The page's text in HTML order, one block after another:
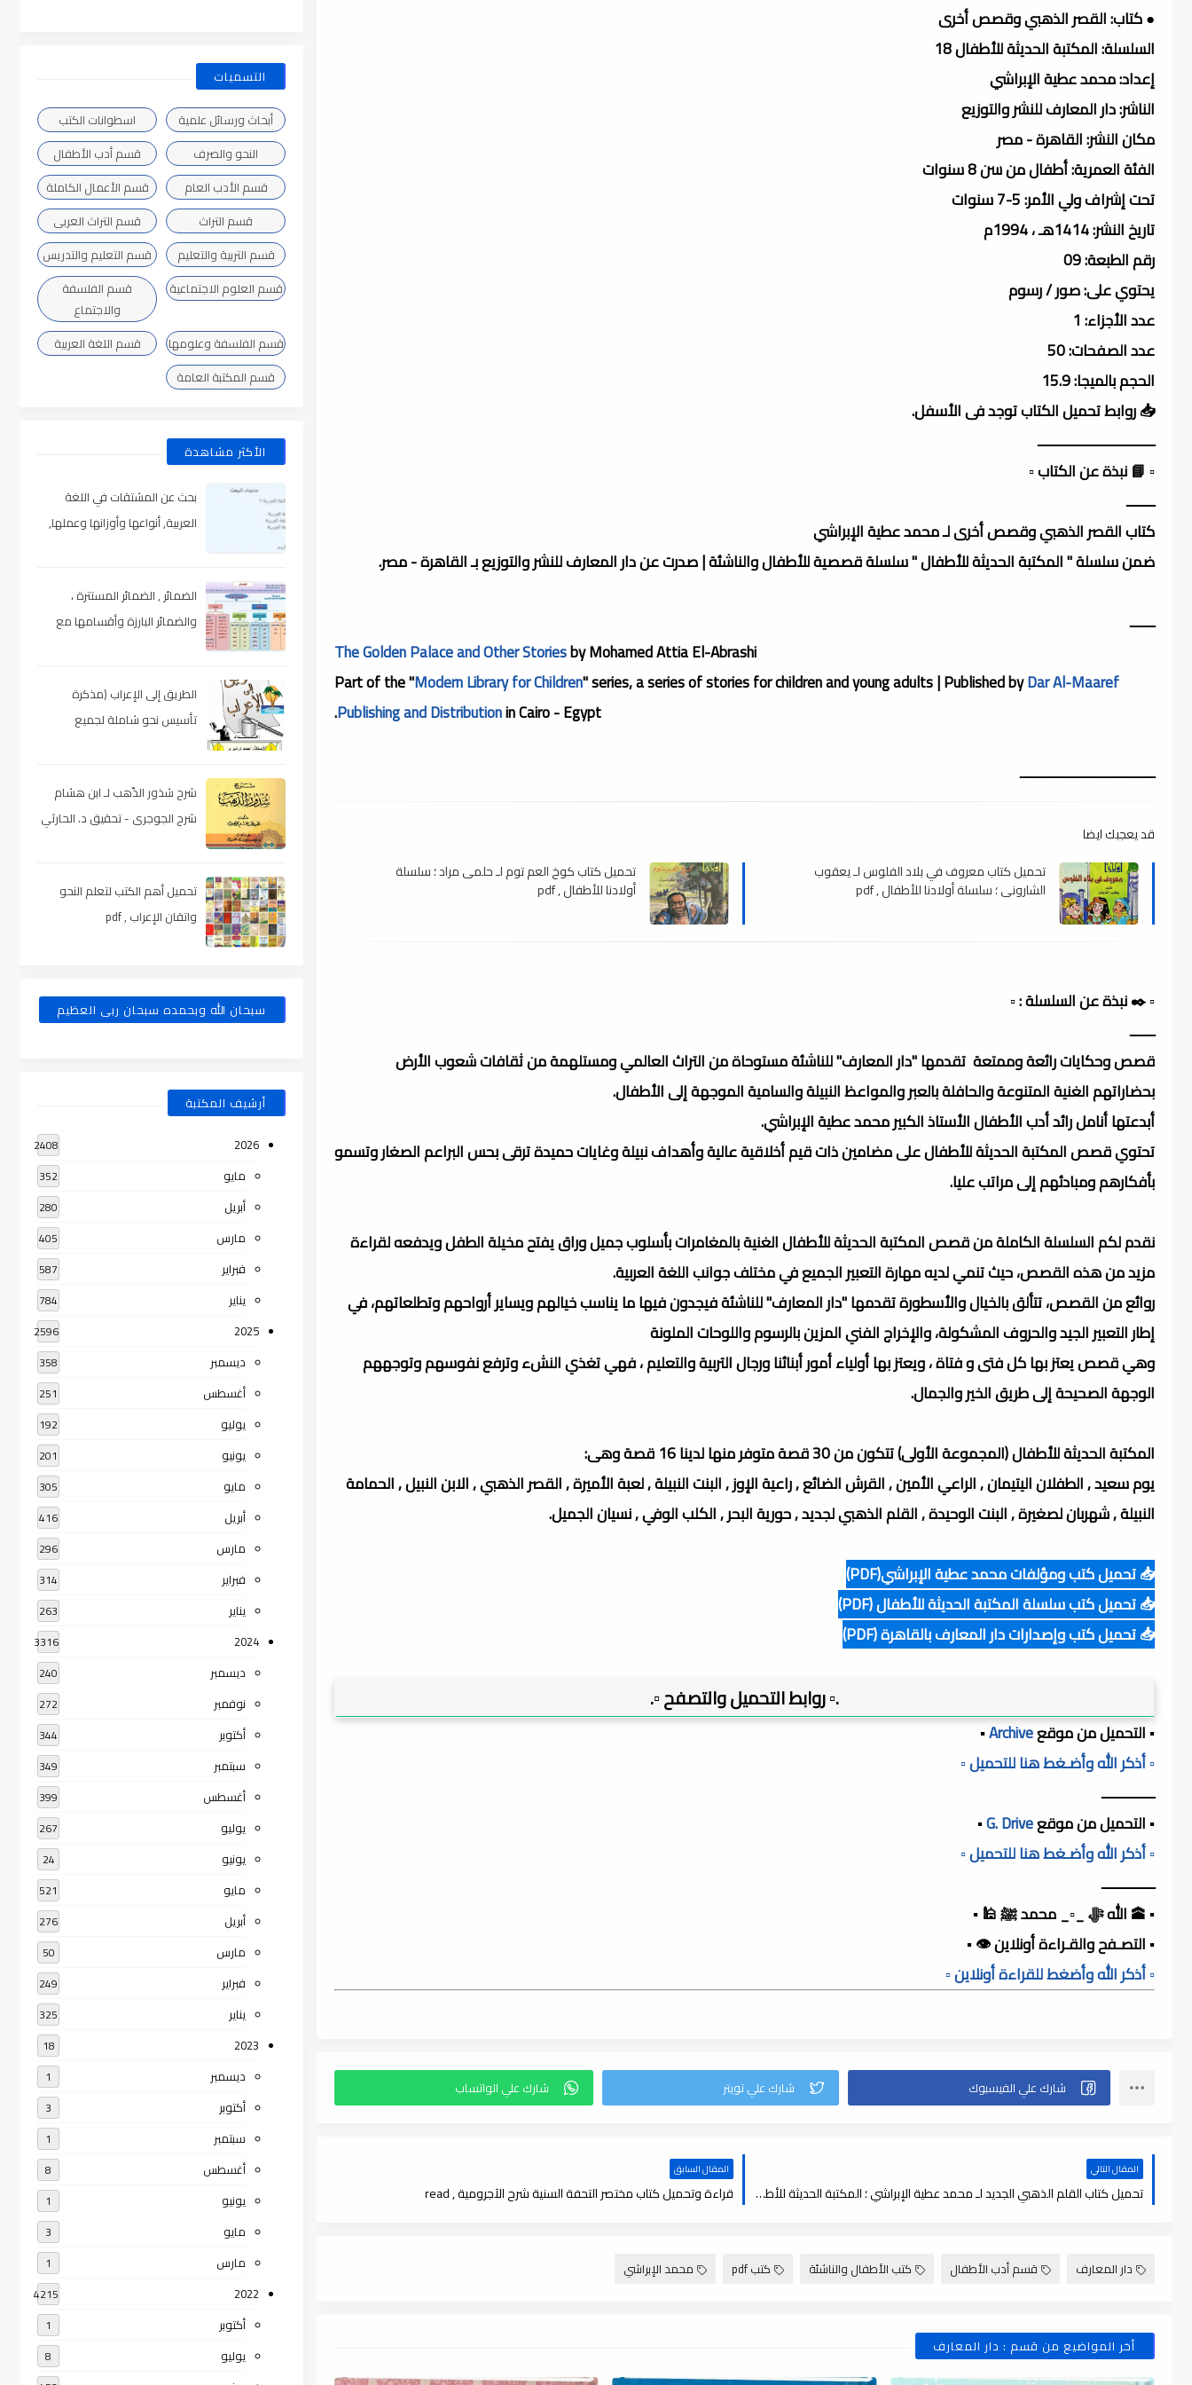
● كتاب: القصر الذهبي وقصص أخرى
السلسلة: المكتبة الحديثة للأطفال 18
إعداد: محمد عطية الإبراشي
الناشر: دار المعارف للنشر والتوزيع
مكان النشر: القاهرة - مصر
الفئة العمرية: أطفال من سن 8 سنوات
تحت إشراف ولي الأمر: 5-7 سنوات
تاريخ النشر: 1414هـ ، 1994م
رقم الطبعة: 09
يحتوي على: صور / رسوم
عدد الأجزاء: 1
عدد الصفحات: 50
الحجم بالميجا: 15.9
📥 روابط تحميل الكتاب توجد فى الأسفل.
ـــــــــــــــــــــــــــــــــ
▫️ 📘 نبذة عن الكتاب ▫️
ــــــــ
كتاب القصر الذهبي وقصص أخرى لـ محمد عطية الإبراشي
ضمن سلسلة " المكتبة الحديثة للأطفال " سلسلة قصصية للأطفال والناشئة | صدرت عن دار المعارف للنشر والتوزيع بـ القاهرة - مصر.
ـــــــ
The Golden Palace and Other Storiesby Mohamed Attia El-Abrashi
Part of the "Modern Library for Children" series, a series of stories for children and young adults | Published byDar Al-Maaref
Publishing and Distributionin Cairo - Egypt.
ــــــــــــــــــــــــــــــــــــــ
قد يعجبك ايضا
تحميل كتاب معروف في بلاد الفلوس لـ يعقوب
الشارونى ؛ سلسلة أولادنا للأطفال , pdf
تحميل كتاب كوخ العم توم لـ حلمى مراد ؛ سلسلة
أولادنا للأطفال , pdf
▫️ ✒️ نبذة عن السلسلة : ▫️
ـــــــ
قصص وحكايات رائعة وممتعة تقدمها "دار المعارف" للناشئة مستوحاة من التراث العالمي ومستلهمة من ثقافات شعوب الأرض
بحضاراتهم الغنية المتنوعة والحافلة بالعبر والمواعظ النبيلة والسامية الموجهة إلى الأطفال.
أبدعتها أنامل رائد أدب الأطفال الأستاذ الكبير محمد عطية الإبراشي.
تحتوي قصص المكتبة الحديثة للأطفال على مضامين ذات قيم أخلاقية عالية وأهداف نبيلة وغايات حميدة ترقى بحس البراعم الصغار وتسمو
بأفكارهم ومبادئهم إلى مراتب عليا.
نقدم لكم السلسلة الكاملة من قصص المكتبة الحديثة للأطفال الغنية بالمغامرات بأسلوب جميل وراق يفتح مخيلة الطفل ويدفعه لقراءة
مزيد من هذه القصص، حيث تنمي لديه مهارة التعبير الجميع في مختلف جوانب اللغة العربية.
روائع من القصص، تتألق بالخيال والأسطورة تقدمها "دار المعارف" للناشئة فيجدون فيها ما يناسب خيالهم ويسایر أرواحهم وتطلعاتهم، في
إطار التعبير الجيد والحروف المشكولة، والإخراج الفني المزين بالرسوم واللوحات الملونة
وهي قصص يعتز بها كل فتى و فتاة ، ويعتز بها أولياء أمور أبنائنا ورجال التربية والتعليم ، فهي تغذي النشء وترفع نفوسهم وتوجههم
الوجهة الصحيحة إلى طريق الخير والجمال.
المكتبة الحديثة للأطفال (المجموعة الأولى) تتكون من 30 قصة متوفر منها لدينا 16 قصة وهى:
يوم سعيد , الطفلان اليتيمان , الراعي الأمين , القرش الضائع , راعية الإوز , البنت النبيلة , لعبة الأميرة , القصر الذهبي , الابن النبيل , الحمامة
النبيلة , شهربان لصغيرة , البنت الوحيدة , القلم الذهبي لجديد , حورية البحر , الكلب الوفي , نسيان الجميل.
📥 تحميل كتب ومؤلفات محمد عطية الإبراشي(PDF)
📥 تحميل كتب سلسلة المكتبة الحديثة للأطفال (PDF)
📥 تحميل كتب وإصدارات دار المعارف بالقاهرة (PDF)
.▫️ روابط التحميل والتصفح ▫️.
▪️ التحميل من موقعArchive
▪️
▫️ أذكر الله وأضـغط هنا للتحميل ▫️
ـــــــــــــــ
▪️ التحميل من موقعG. Drive
▪️
▫️ أذكر الله وأضـغط هنا للتحميل ▫️
ـــــــــــــــ
▪️ 🕋 الله ﷻ _▫️_ محمد ﷺ 🕌 ▪️
▪️ التصـفح والقـراءة أونلاين 👁️ ▪️
▫️ أذكر الله وأضغط للقراءة أونلاين ▫️
المقال التالي
تحميل كتاب القلم الذهبي الجديد لـ محمد عطية الإبراشي ؛ المكتبة الحديثة للأطفال , pdf
المقال السابق
قراءة وتحميل كتاب مختصر التحفة السنية شرح الآجرومية , read
دار المعارف قسم أدب الأطفال كتب الأطفال والناشئة كتب pdf محمد الإبراشي
أخر المواضيع من قسم : دار المعارف
التسميات
أبحاث ورسائل علمية
اسطوانات الكتب
النحو والصرف
قسم أدب الأطفال
قسم الأدب العام
قسم الأعمال الكاملة
قسم التراث
قسم التراث العربى
قسم التربية والتعليم
قسم التعليم والتدريس
قسم العلوم الاجتماعية
قسم الفلسفة
والاجتماع
قسم الفلسفة وعلومها
قسم اللغة العربية
قسم المكتبة العامة
الأكثر مشاهدة
بحث عن المشتقات في اللغة
العربية, أنواعها وأوزانها وعملها,
الضمائر , الضمائر المستترة ،
والضمائر البارزة وأقسامها مع
الطريق إلى الإعراب (مذكرة
تأسيس نحو شاملة لجميع
شرح شذور الذّهب لـ ابن هشام
شرح الجوجرى - تحقيق د. الحارثي
تحميل أهم الكتب لتعلم النحو
واتقان الإعراب , pdf
سبحان الله وبحمده سبحان ربى العظيم
أرشيف المكتبة
2026
2408
مايو 352
أبريل 280
مارس 405
فبراير 587
يناير 784
2025
2596
ديسمبر 358
أغسطس 251
يوليو 192
يونيو 201
مايو 305
أبريل 416
مارس 296
فبراير 314
يناير 263
2024
3316
ديسمبر 240
نوفمبر 272
أكتوبر 344
سبتمبر 349
أغسطس 399
يوليو 267
يونيو 24
مايو 521
أبريل 276
مارس 50
فبراير 249
يناير 325
2023
18
ديسمبر 1
أكتوبر 3
سبتمبر 1
أغسطس 8
يونيو 1
مايو 3
مارس 1
2022
4215
أكتوبر 1
يوليو 8